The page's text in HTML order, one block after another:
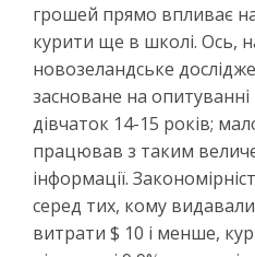
грошей прямо впливає
курити ще в школі. Ось,
новозеландське
засноване на опитуванні
дівчаток 14-15 років;
працював з таким
інформації.
серед тих, кому
витрати $ 10 і менше,